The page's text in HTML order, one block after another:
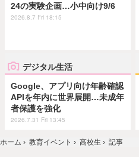
24の実験企画…小中向け9/6
2026.8.7 Fri 18:15
デジタル生活
Google、アプリ向け年齢確認
APIを年内に世界展開…未成年
者保護を強化
2026.7.31 Fri 13:45
ホーム › 教育イベント › 高校生 › 記事